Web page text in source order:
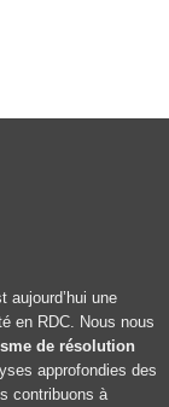
aujourd’hui une
en RDC. Nous nous
de résolution
approfondies des
contribuons à